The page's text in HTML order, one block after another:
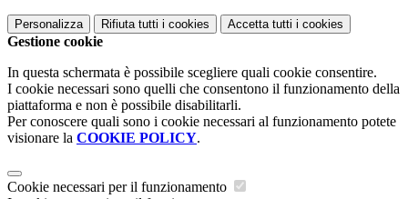
Personalizza Rifiuta tutti i cookies Accetta tutti i cookies
Gestione cookie
In questa schermata è possibile scegliere quali cookie consentire.
I cookie necessari sono quelli che consentono il funzionamento della
piattaforma e non è possibile disabilitarli.
Per conoscere quali sono i cookie necessari al funzionamento potete
visionare la COOKIE POLICY.
Cookie necessari per il funzionamento